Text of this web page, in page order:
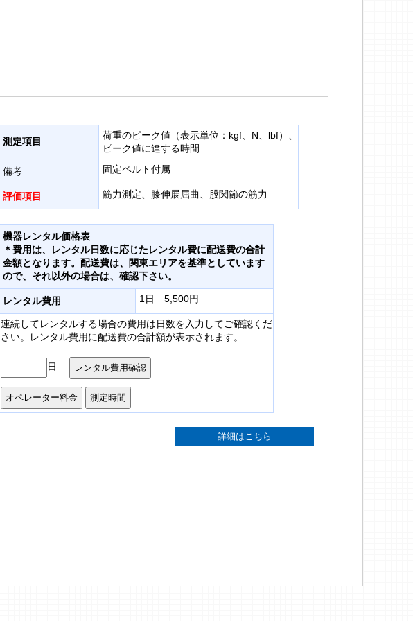
測定項目
荷重のピーク値（表示単位：kgf、N、lbf）、
ピーク値に達する時間
備考 固定ベルト付属
評価項目 筋力測定、膝伸展屈曲、股関節の筋力
機器レンタル価格表
＊費用は、レンタル日数に応じたレンタル費に配送費の合計
金額となります。配送費は、関東エリアを基準としています
ので、それ以外の場合は、確認下さい。
レンタル費用 1日 5,500円
連続してレンタルする場合の費用は日数を入力してご確認くだ
さい。レンタル費用に配送費の合計額が表示されます。
日
詳細はこちら